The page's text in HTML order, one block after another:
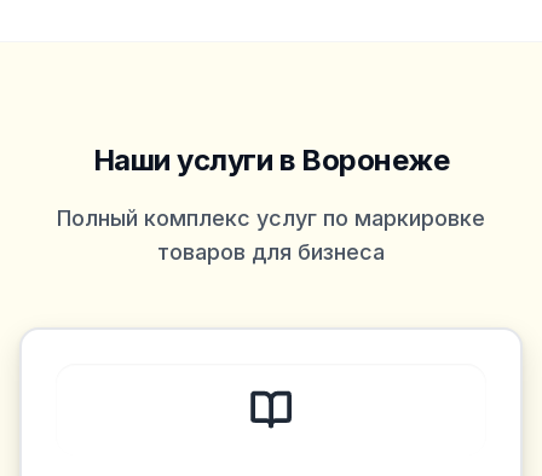
Наши услуги в Воронеже
Полный комплекс услуг по маркировке
товаров для бизнеса